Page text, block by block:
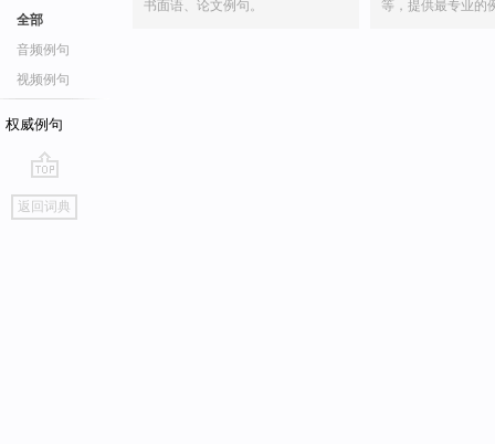
全部
音频例句
视频例句
权威例句
go
top
返回词典
书面语、论文例句。
等，提供最专业的